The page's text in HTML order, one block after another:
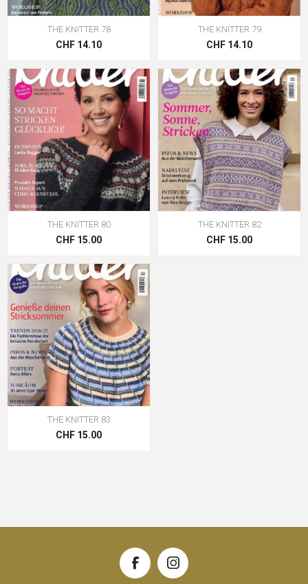
THE KNITTER 78
CHF 14.10
THE KNITTER 79
CHF 14.10
THE KNITTER 80
CHF 15.00
THE KNITTER 82
CHF 15.00
THE KNITTER 83
CHF 15.00